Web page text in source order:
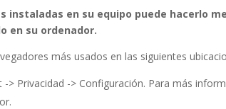
instaladas en su equipo puede hacerlo
en su ordenador.
más usados en las siguientes
> Privacidad -> Configuración. Para más